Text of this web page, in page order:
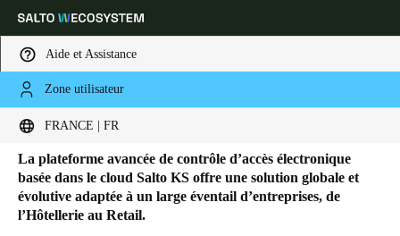
Aide et Assistance
Zone utilisateur
FRANCE | FR
Sélectionnez vos paramètres de localisation et de langue
Global Europe North America Caribbean -
HOME SOLUTIONS
Produits Salto KS
La plateforme avancée de contrôle d’accès électronique
basée dans le cloud Salto KS offre une solution globale et
évolutive adaptée à un large éventail d’entreprises, de
l’Hôtellerie au Retail.